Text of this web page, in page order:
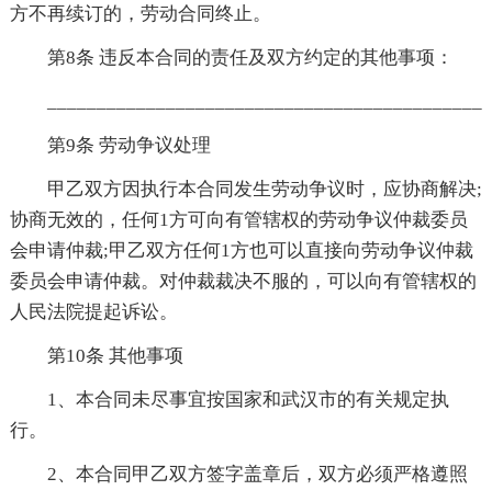
方不再续订的，劳动合同终止。
第8条 违反本合同的责任及双方约定的其他事项：
第9条 劳动争议处理
甲乙双方因执行本合同发生劳动争议时，应协商解决;
协商无效的，任何1方可向有管辖权的劳动争议仲裁委员
会申请仲裁;甲乙双方任何1方也可以直接向劳动争议仲裁
委员会申请仲裁。对仲裁裁决不服的，可以向有管辖权的
人民法院提起诉讼。
第10条 其他事项
1、本合同未尽事宜按国家和武汉市的有关规定执
行。
2、本合同甲乙双方签字盖章后，双方必须严格遵照